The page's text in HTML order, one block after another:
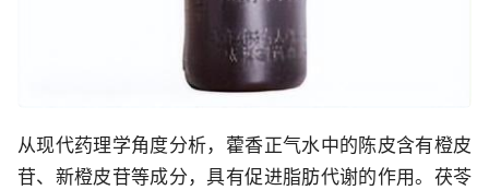
从现代药理学角度分析，藿香正气水中的陈皮含有橙皮
苷、新橙皮苷等成分，具有促进脂肪代谢的作用。茯苓